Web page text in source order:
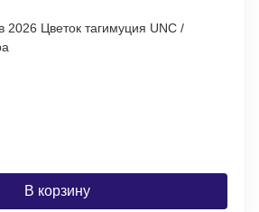
Цветок тагимуция UNC /
В корзину